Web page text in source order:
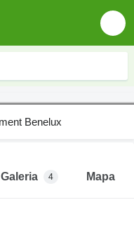
Galeria 4 Mapa